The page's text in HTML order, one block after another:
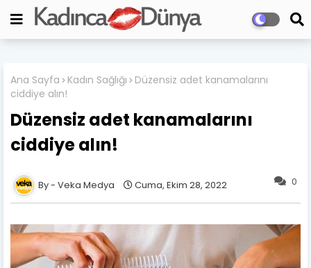
Ana Sayfa Kadın Sağlığı
Düzensiz adet kanamalarını
ciddiye alın!
Düzensiz adet kanamalarını
ciddiye alın!
0
Veka Medya Cuma, Ekim 28, 2022